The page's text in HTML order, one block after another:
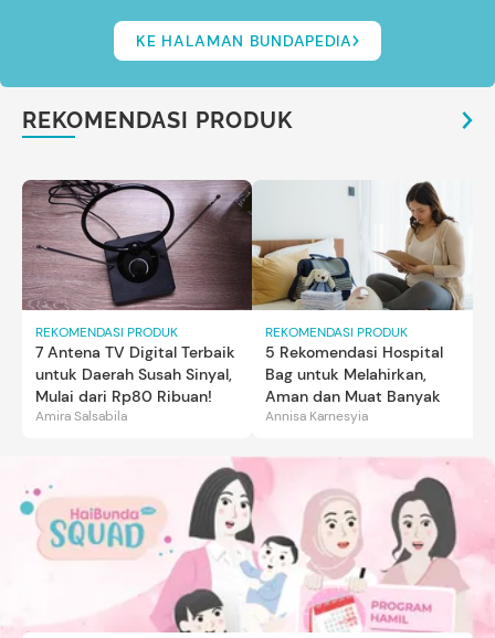
KE HALAMAN BUNDAPEDIA
REKOMENDASI PRODUK
REKOMENDASI PRODUK
7 Antena TV Digital Terbaik
untuk Daerah Susah Sinyal,
Mulai dari Rp80 Ribuan!
Amira Salsabila
REKOMENDASI PRODUK
5 Rekomendasi Hospital
Bag untuk Melahirkan,
Aman dan Muat Banyak
Annisa Karnesyia